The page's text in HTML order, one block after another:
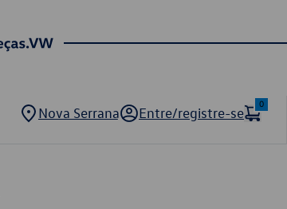
Nova Serrana Entre/registre-se
0